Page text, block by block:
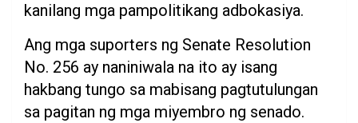
kanilang mga pampolitikang adbokasiya.
Ang mga suporters ng Senate Resolution
No. 256 ay naniniwala na ito ay isang
hakbang tungo sa mabisang pagtutulungan
sa pagitan ng mga miyembro ng senado.